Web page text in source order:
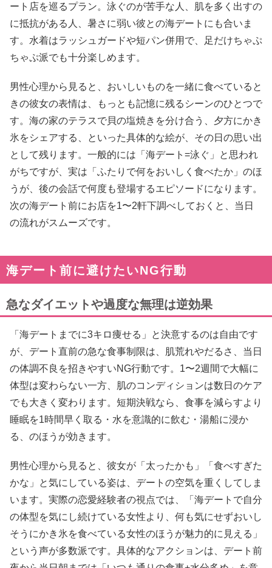
ート店を巡るプラン。泳ぐのが苦手な人、肌を多く出すの
に抵抗がある人、暑さに弱い彼との海デートにも合いま
す。水着はラッシュガードや短パン併用で、足だけちゃぷ
ちゃぷ派でも十分楽しめます。
男性心理から見ると、おいしいものを一緒に食べていると
きの彼女の表情は、もっとも記憶に残るシーンのひとつで
す。海の家のテラスで貝の塩焼きを分け合う、夕方にかき
氷をシェアする、といった具体的な絵が、その日の思い出
として残ります。一般的には「海デート=泳ぐ」と思われ
がちですが、実は「ふたりで何をおいしく食べたか」のほ
うが、後の会話で何度も登場するエピソードになります。
次の海デート前にお店を1〜2軒下調べしておくと、当日
の流れがスムーズです。
海デート前に避けたいNG行動
急なダイエットや過度な無理は逆効果
「海デートまでに3キロ痩せる」と決意するのは自由です
が、デート直前の急な食事制限は、肌荒れやだるさ、当日
の体調不良を招きやすいNG行動です。1〜2週間で大幅に
体型は変わらない一方、肌のコンディションは数日のケア
でも大きく変わります。短期決戦なら、食事を減らすより
睡眠を1時間早く取る・水を意識的に飲む・湯船に浸か
る、のほうが効きます。
男性心理から見ると、彼女が「太ったかも」「食べすぎた
かな」と気にしている姿は、デートの空気を重くしてしま
います。実際の恋愛経験者の視点では、「海デートで自分
の体型を気にし続けている女性より、何も気にせずおいし
そうにかき氷を食べている女性のほうが魅力的に見える」
という声が多数派です。具体的なアクションは、デート前